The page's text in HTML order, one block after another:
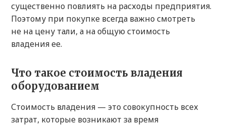
существенно повлиять на расходы предприятия.
Поэтому при покупке всегда важно смотреть
не на цену тали, а на общую стоимость
владения ее.
Что такое стоимость владения
оборудованием
Стоимость владения — это совокупность всех
затрат, которые возникают за время